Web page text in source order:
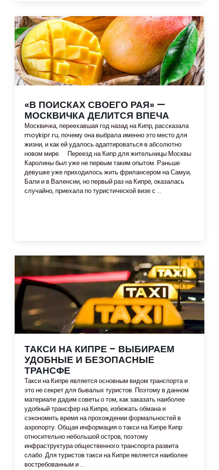
«В ПОИСКАХ СВОЕГО РАЯ» —
МОСКВИЧКА ДЕЛИТСЯ ВПЕЧА
Москвичка, переехавшая год назад на Кипр, рассказала
moykipr.ru, почему она выбрала именно это место для
жизни, и как ей удалось адаптироваться в абсолютно
новом мире. Переезд на Кипр для жительницы Москвы
Каролины был уже не первым таким опытом. Раньше
девушке уже приходилось жить фрилансером на Самуи,
Бали и в Валенсии, но первый раз на Кипре, оказалась
случайно, приехала по туристической визе с ...
ТАКСИ НА КИПРЕ – ВЫБИРАЕМ
УДОБНЫЕ И БЕЗОПАСНЫЕ
ТРАНСФЕ
Такси на Кипре является основным видом транспорта и
это не секрет для бывалых туристов. Поэтому в данном
материале дадим советы о том, как заказать наиболее
удобный трансфер на Кипре, избежать обмана и
сэкономить время на прохождении формальностей в
аэропорту. Общая информация о такси на Кипре Кипр
относительно небольшой остров, поэтому
инфраструктура общественного транспорта развита
слабо. Для туристов такси на Кипре является наиболее
востребованным и ...